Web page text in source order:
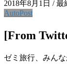
キ
ッ
に
移
2018年8月1日 / 最
AutoPost
[From
ゼミ旅行、みん